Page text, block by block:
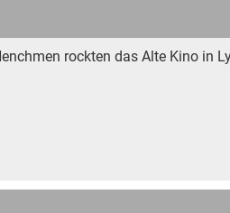
rockten das Alte Kino in